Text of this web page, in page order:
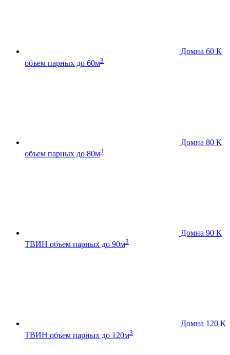
Домна 60 К
объем парных до 60м3
Домна 80 К
объем парных до 80м3
Домна 90 К
ТВИН объем парных до 90м3
Домна 120 К
ТВИН объем парных до 120м3